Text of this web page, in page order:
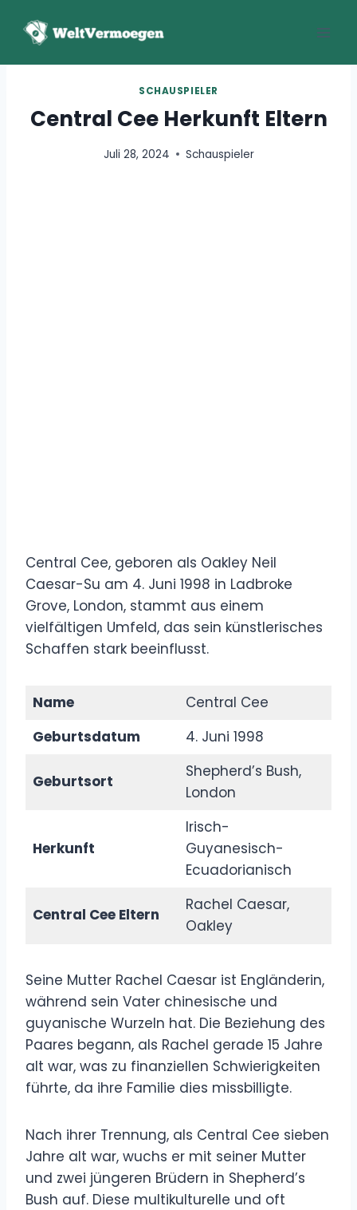
Inhalt
SCHAUSPIELER
Central Cee Herkunft Eltern
Juli 28, 2024 Schauspieler
Central Cee, geboren als Oakley Neil
Caesar-Su am 4. Juni 1998 in Ladbroke
Grove, London, stammt aus einem
vielfältigen Umfeld, das sein künstlerisches
Schaffen stark beeinflusst.
Name
Central Cee
Geburtsdatum
4. Juni 1998
Geburtsort
Shepherd’s Bush,
London
Herkunft
Irisch-
Guyanesisch-
Ecuadorianisch
Central Cee Eltern
Rachel Caesar,
Oakley
Seine Mutter Rachel Caesar ist Engländerin,
während sein Vater chinesische und
guyanische Wurzeln hat. Die Beziehung des
Paares begann, als Rachel gerade 15 Jahre
alt war, was zu finanziellen Schwierigkeiten
führte, da ihre Familie dies missbilligte.
Nach ihrer Trennung, als Central Cee sieben
Jahre alt war, wuchs er mit seiner Mutter
und zwei jüngeren Brüdern in Shepherd’s
Bush auf. Diese multikulturelle und oft